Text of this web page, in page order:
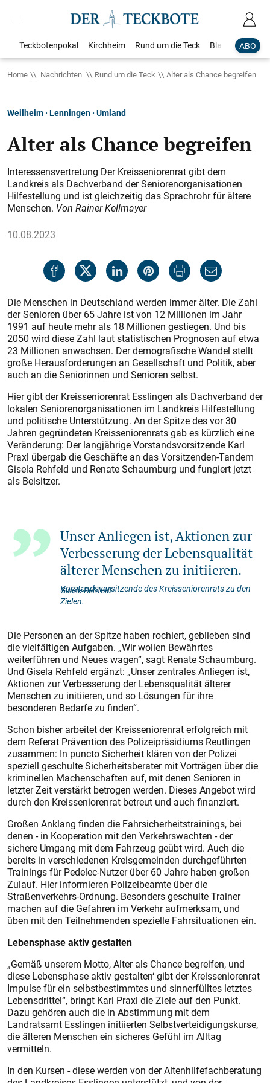
ABO
Teckbotenpokal Kirchheim Rund um die Teck Blaulicht
Home Nachrichten Rund um die Teck Alter als Chance begreifen
Weilheim · Lenningen · Umland
Alter als Chance begreifen
Interessensvertretung Der Kreisseniorenrat gibt dem
Landkreis als Dachverband der Seniorenorganisationen
Hilfestellung und ist gleichzeitig das Sprachrohr für ältere
Menschen. Von Rainer Kellmayer
10.08.2023
Die Menschen in Deutschland werden immer älter. Die Zahl
der Senioren über 65 Jahre ist von 12 Millionen im Jahr
1991 auf heute mehr als 18 Millionen gestiegen. Und bis
2050 wird diese Zahl laut statistischen Prognosen auf etwa
23 Millionen anwachsen. Der demografische Wandel stellt
große Herausforderungen an Gesellschaft und Politik, aber
auch an die Seniorinnen und Senioren selbst.
Hier gibt der Kreisseniorenrat Esslingen als Dachverband der
lokalen Seniorenorganisationen im Landkreis Hilfestellung
und politische Unterstützung. An der Spitze des vor 30
Jahren gegründeten Kreisseniorenrats gab es kürzlich eine
Veränderung: Der langjährige Vorstandsvorsitzende Karl
Praxl übergab die Geschäfte an das Vorsitzenden-Tandem
Gisela Rehfeld und Renate Schaumburg und fungiert jetzt
als Beisitzer.
Unser Anliegen ist, Aktionen zur
Verbesserung der Lebensqualität
älterer Menschen zu initiieren.
Gisela Rehfeld
Vorstandsvorsitzende des Kreisseniorenrats zu den
Zielen.
Die Personen an der Spitze haben rochiert, geblieben sind
die vielfältigen Aufgaben. „Wir wollen Bewährtes
weiterführen und Neues wagen“, sagt Renate Schaumburg.
Und Gisela Rehfeld ergänzt: „Unser zentrales Anliegen ist,
Aktionen zur Verbesserung der Lebensqualität älterer
Menschen zu initiieren, und so Lösungen für ihre
besonderen Bedarfe zu finden“.
Schon bisher arbeitet der Kreisseniorenrat erfolgreich mit
dem Referat Prävention des Polizeipräsidiums Reutlingen
zusammen: In puncto Sicherheit klären von der Polizei
speziell geschulte Sicherheitsberater mit Vorträgen über die
kriminellen Machenschaften auf, mit denen Senioren in
letzter Zeit verstärkt betrogen werden. Dieses Angebot wird
durch den Kreisseniorenrat betreut und auch finanziert.
Großen Anklang finden die Fahrsicherheitstrainings, bei
denen - in Kooperation mit den Verkehrswachten - der
sichere Umgang mit dem Fahrzeug geübt wird. Auch die
bereits in verschiedenen Kreisgemeinden durchgeführten
Trainings für Pedelec-Nutzer über 60 Jahre haben großen
Zulauf. Hier informieren Polizeibeamte über die
Straßenverkehrs-Ordnung. Besonders geschulte Trainer
machen auf die Gefahren im Verkehr aufmerksam, und
üben mit den Teilnehmenden spezielle Fahrsituationen ein.
Lebensphase aktiv gestalten
„Gemäß unserem Motto, Alter als Chance begreifen, und
diese Lebensphase aktiv gestalten‘ gibt der Kreisseniorenrat
Impulse für ein selbstbestimmtes und sinnerfülltes letztes
Lebensdrittel“, bringt Karl Praxl die Ziele auf den Punkt.
Dazu gehören auch die in Abstimmung mit dem
Landratsamt Esslingen initiierten Selbstverteidigungskurse,
die älteren Menschen ein sicheres Gefühl im Alltag
vermitteln.
In den Kursen - diese werden von der Altenhilfefachberatung